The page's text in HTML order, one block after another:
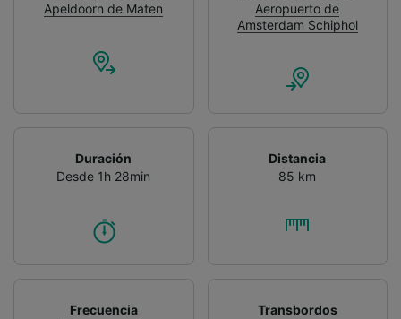
Apeldoorn de Maten
Aeropuerto de
Amsterdam Schiphol
Duración
Desde 1h 28min
Distancia
85 km
Frecuencia
Transbordos